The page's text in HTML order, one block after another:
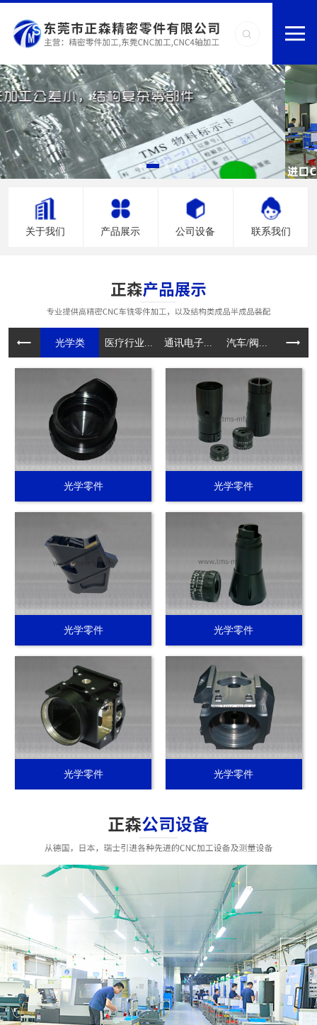
关于我们 产品展示 公司设备 联系我们
光学类 医疗行业... 通讯电子... 汽车/阀... 电动工
光学零件 光学零件
光学零件 光学零件
光学零件 光学零件